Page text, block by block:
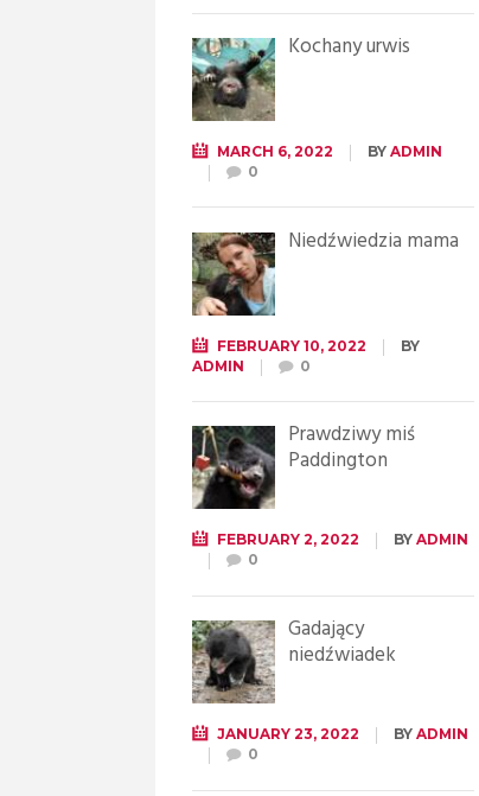
Kochany urwis
MARCH 6, 2022 BY ADMIN
0
Niedźwiedzia mama
FEBRUARY 10, 2022
BY
ADMIN
0
Prawdziwy miś
Paddington
FEBRUARY 2, 2022 BY ADMIN
0
Gadający
niedźwiadek
JANUARY 23, 2022 BY ADMIN
0